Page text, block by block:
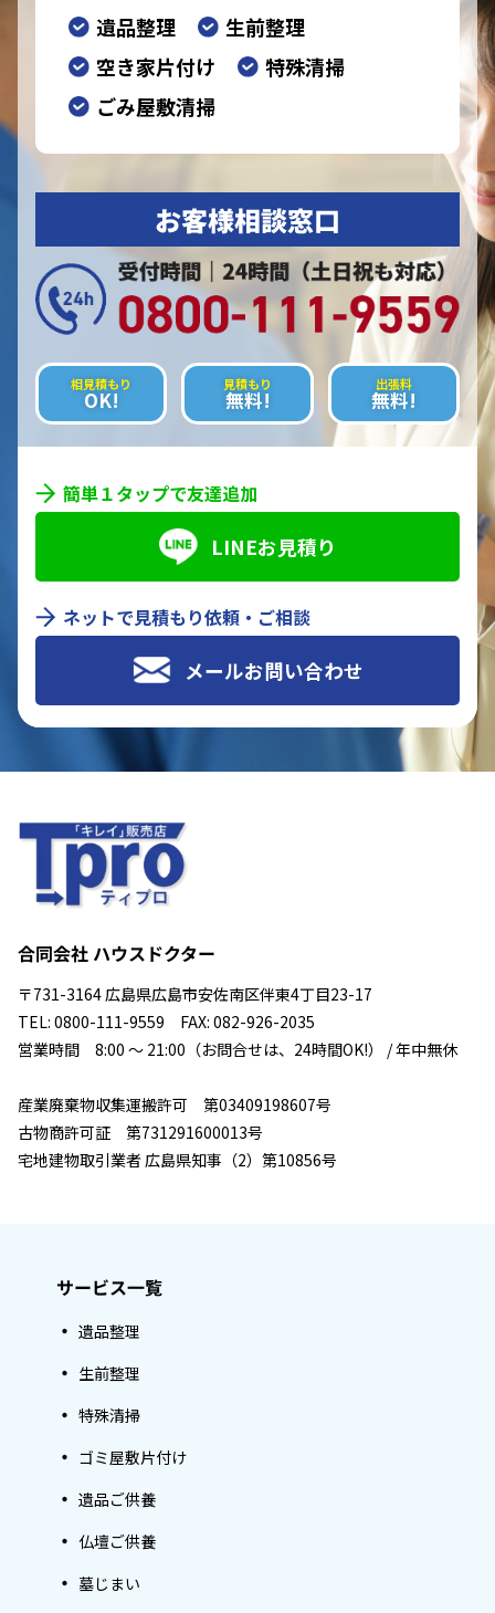
遺品整理
生前整理
空き家片付け
特殊清掃
ごみ屋敷清掃
お客様相談窓口
相見積もり
OK!
見積もり
無料!
出張料
無料!
簡単１タップで友達追加
LINEお見積り
ネットで見積もり依頼・ご相談
メールお問い合わせ
合同会社 ハウスドクター
〒731-3164 広島県広島市安佐南区伴東4丁目23-17
TEL: 0800-111-9559 FAX: 082-926-2035
営業時間 8:00 ～ 21:00（お問合せは、24時間OK!） / 年中無休
産業廃棄物収集運搬許可 第03409198607号
古物商許可証 第731291600013号
宅地建物取引業者 広島県知事（2）第10856号
サービス一覧
遺品整理
生前整理
特殊清掃
ゴミ屋敷片付け
遺品ご供養
仏壇ご供養
墓じまい